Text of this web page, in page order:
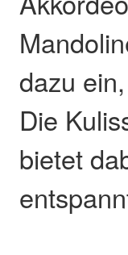
dazu
Die
bietet